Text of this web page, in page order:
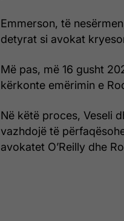
Emmerson, të
detyrat si avokat
Më pas, më 16 gusht
kërkonte emërimin e
Në këtë proces, Veseli
vazhdojë të
avokatet O’Reilly dhe